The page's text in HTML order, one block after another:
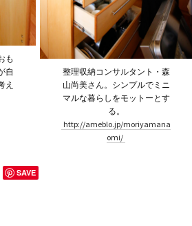
も
自
え
整理収納コンサルタント・森
山尚美さん。シンプルでミニ
マルな暮らしをモットーとす
る。
http://ameblo.jp/moriyamana
omi/
SAVE